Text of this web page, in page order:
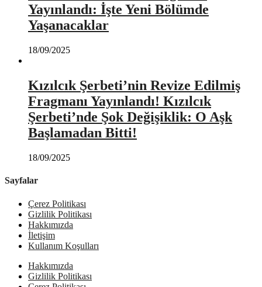
Yayınlandı: İşte Yeni Bölümde
Yaşanacaklar
18/09/2025
Kızılcık Şerbeti’nin Revize Edilmiş
Fragmanı Yayınlandı! Kızılcık
Şerbeti’nde Şok Değişiklik: O Aşk
Başlamadan Bitti!
18/09/2025
Sayfalar
Çerez Politikası
Gizlilik Politikası
Hakkımızda
İletişim
Kullanım Koşulları
Hakkımızda
Gizlilik Politikası